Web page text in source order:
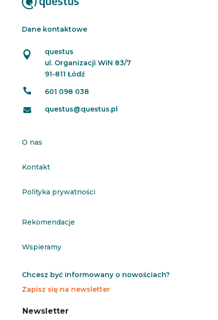
Dane kontaktowe

questus
ul. Organizacji WiN 83/7
91-811 Łódź
 601 098 038
 questus@questus.pl
O nas
Kontakt
Polityka prywatności
Rekomendacje
Wspieramy
Chcesz być informowany o nowościach?
Zapisz się na newsletter
N
N
Newsletter